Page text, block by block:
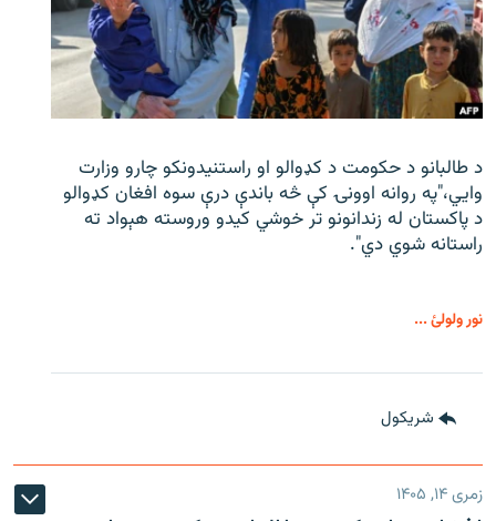
د طالبانو د حکومت د کډوالو او راستنیدونکو چارو وزارت
وايي،"په روانه اوونۍ کې څه باندې درې سوه افغان کډوالو
د پاکستان له زندانونو تر خوشي کیدو وروسته هېواد ته
راستانه شوي دي".
نور ولولئ ...
شريکول
زمری ۱۴, ۱۴۰۵